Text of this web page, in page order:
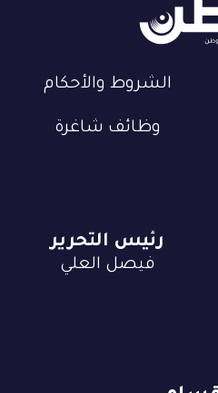
الشروط والأحكام
وظائف شاغرة
رئيس التحرير
فيصل العلي